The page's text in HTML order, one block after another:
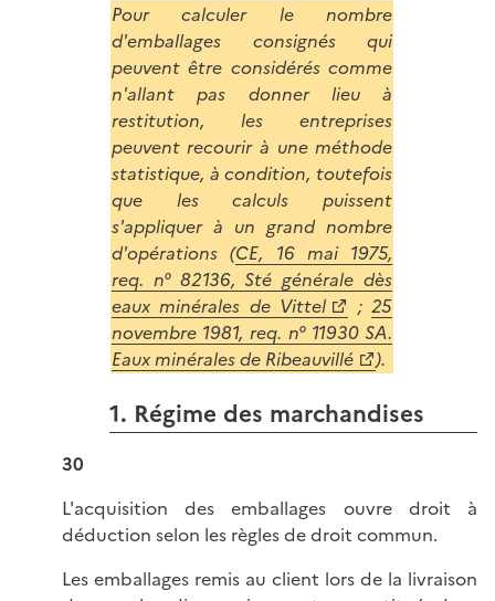
Pour calculer le nombre
d'emballages consignés qui
peuvent être considérés comme
n'allant pas donner lieu à
restitution, les entreprises
peuvent recourir à une méthode
statistique, à condition, toutefois
que les calculs puissent
s'appliquer à un grand nombre
d'opérations (CE, 16 mai 1975,
req. n° 82136, Sté générale dès
eaux minérales de Vittel
;25
novembre 1981, req. n° 11930 SA.
Eaux minérales de Ribeauvillé
).
1. Régime des marchandises
30
L'acquisition des emballages ouvre droit à
déduction selon les règles de droit commun.
Les emballages remis au client lors de la livraison